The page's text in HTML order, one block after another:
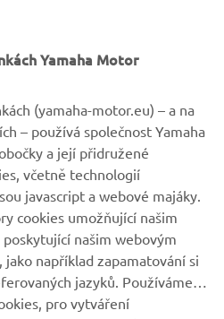
the outstanding stopping
the ability to corner carve
NEW NIKEN GT
Yamaha Motor
(yamaha-motor.eu) – a na
– používá společnost Yamaha
a její přidružené
včetně technologií
javascript a webové majáky.
cookies umožňující našim
našim webovým
například zapamatování si
jazyků. Používáme
pro vytváření